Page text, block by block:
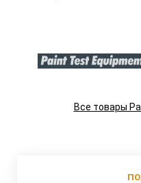
Все товары